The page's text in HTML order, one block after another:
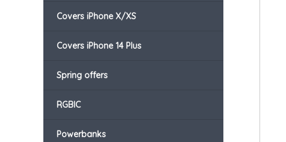
Covers iPhone X/XS
Covers iPhone 14 Plus
Spring offers
RGBIC
Powerbanks